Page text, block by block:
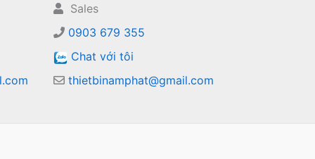
Sales
0903 679 355
Chat với tôi
thietbinamphat@gmail.com